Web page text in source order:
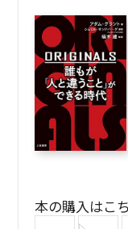
本の購入はこ